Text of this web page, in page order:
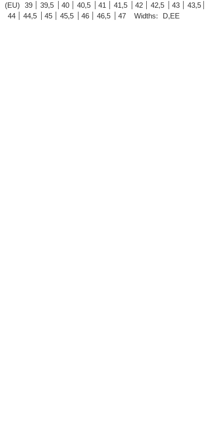
(EU) 39 39,5 40 40,5 41 41,5 42 42,5 43
43,5
44
44,5 45 45,5 46 46,5 47 Widths: D,EE